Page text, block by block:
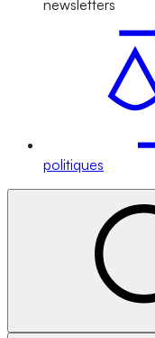
newsletters
politiques